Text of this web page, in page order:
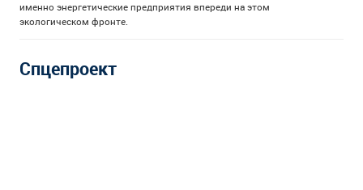
именно энергетические предприятия впереди на этом
экологическом фронте.
Спцепроект